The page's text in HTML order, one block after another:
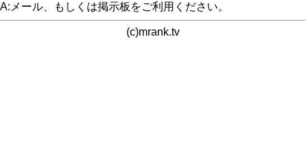
A:メール、もしくは掲示板をご利用ください。
(c)mrank.tv